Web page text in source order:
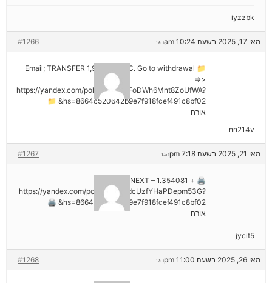
iyzzbk
מאי 17, 2025 בשעה 10:24 am #1266 הגב
📁 Email; TRANSFER 1,988187 BTC. Go to withdrawal
=>>
https://yandex.com/poll/7R6WLNFoDWh6Mnt8ZoUfWA?
hs=8664c520642b9e7f918fcef491c8bf02& 📁
אורח
nn214v
מאי 21, 2025 בשעה 7:18 pm #1267 הגב
🖨 + 1.354081 BTC.NEXT –
https://yandex.com/poll/Ef2mNddcUzfYHaPDepm53G?
hs=8664c520642b9e7f918fcef491c8bf02& 🖨
אורח
jycit5
מאי 26, 2025 בשעה 11:00 pm #1268 הגב